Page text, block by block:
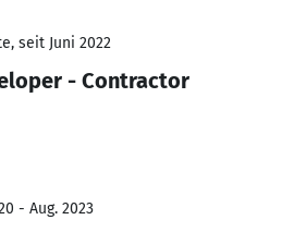
seit Juni 2022
- Contractor
- Aug. 2023